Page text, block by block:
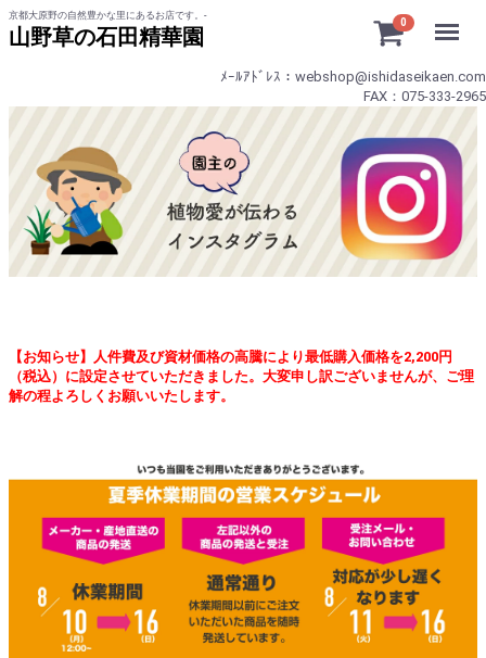
京都大原野の自然豊かな里にあるお店です。-
山野草の石田精華園
0
ﾒｰﾙｱﾄﾞﾚｽ：webshop@ishidaseikaen.com
FAX：075-333-2965
【お知らせ】人件費及び資材価格の高騰により最低購入価格を2,200円
（税込）に設定させていただきました。大変申し訳ございませんが、ご理
解の程よろしくお願いいたします。